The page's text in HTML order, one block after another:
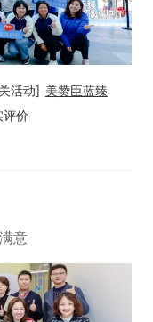
活动] 美赞臣蓝臻
评价
意